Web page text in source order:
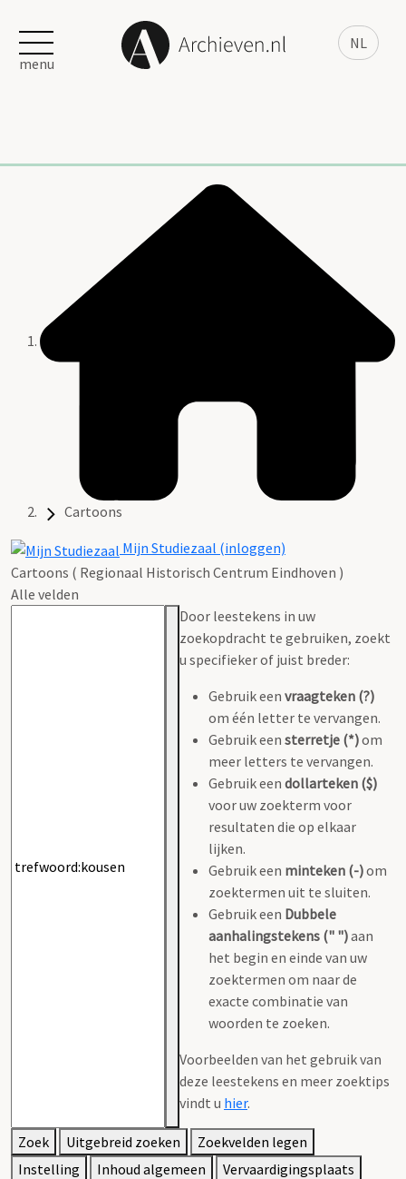
NL
menu
Cartoons
Mijn Studiezaal (inloggen)
Cartoons ( Regionaal Historisch Centrum Eindhoven )
Alle velden
Door leestekens in uw
zoekopdracht te gebruiken, zoekt
u specifieker of juist breder:
Gebruik een vraagteken (?)
om één letter te vervangen.
Gebruik een sterretje (*)om
meer letters te vervangen.
Gebruik een dollarteken ($)
voor uw zoekterm voor
resultaten die op elkaar
lijken.
Gebruik een minteken (-)om
zoektermen uit te sluiten.
Gebruik een Dubbele
aanhalingstekens (" ")aan
het begin en einde van uw
zoektermen om naar de
exacte combinatie van
woorden te zoeken.
Voorbeelden van het gebruik van
deze leestekens en meer zoektips
vindt u hier.
Zoek Uitgebreid zoeken
Zoekvelden legen
Instelling
Inhoud algemeen
Vervaardigingsplaats